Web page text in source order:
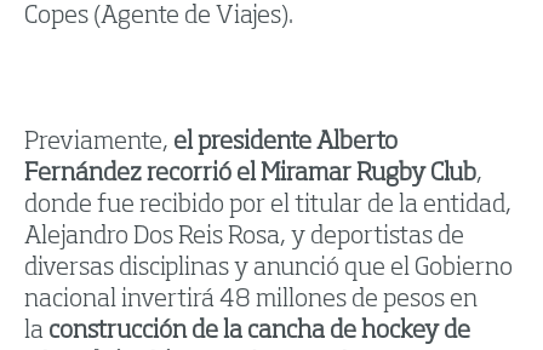
Copes (Agente de Viajes).
Previamente, el presidente Alberto
Fernández recorrió el Miramar Rugby Club,
donde fue recibido por el titular de la entidad,
Alejandro Dos Reis Rosa, y deportistas de
diversas disciplinas y anunció que el Gobierno
nacional invertirá 48 millones de pesos en
la construcción de la cancha de hockey de